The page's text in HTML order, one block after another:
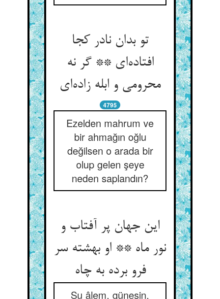
تو بدان نادر کجا
افتاده‌ای ** گر نه
محرومی و ابله زاده‌ای
4795
Ezelden mahrum ve
bir ahmağın oğlu
değilsen o arada bir
olup gelen şeye
neden saplandın?
این جهان پر آفتاب و
نور ماه ** او بهشته سر
فرو برده به چاه
Şu âlem, güneşin,